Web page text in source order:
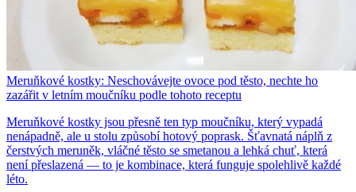
Meruňkové kostky: Neschovávejte ovoce pod těsto, nechte ho
zazářit v letním moučníku podle tohoto receptu
Meruňkové kostky jsou přesně ten typ moučníku, který vypadá
nenápadně, ale u stolu způsobí hotový poprask. Šťavnatá náplň z
čerstvých meruněk, vláčné těsto se smetanou a lehká chuť, která
není přeslazená — to je kombinace, která funguje spolehlivě každé
léto.